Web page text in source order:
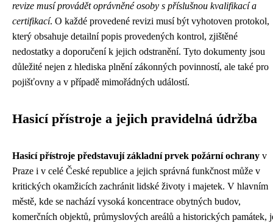
revize musí provádět oprávněné osoby s příslušnou kvalifikací a
certifikací. O každé provedené revizi musí být vyhotoven protokol,
který obsahuje detailní popis provedených kontrol, zjištěné
nedostatky a doporučení k jejich odstranění. Tyto dokumenty jsou
důležité nejen z hlediska plnění zákonných povinností, ale také pro
pojišťovny a v případě mimořádných událostí.
Hasicí přístroje a jejich pravidelná údržba
Hasicí přístroje představují základní prvek požární ochrany v
Praze i v celé České republice a jejich správná funkčnost může v
kritických okamžicích zachránit lidské životy i majetek. V hlavním
městě, kde se nachází vysoká koncentrace obytných budov,
komerčních objektů, průmyslových areálů a historických památek,